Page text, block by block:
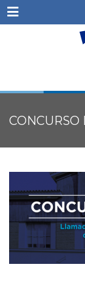
Menu